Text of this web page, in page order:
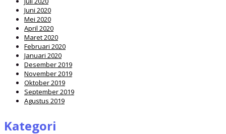
Juni 2020
Mei 2020
April 2020
Maret 2020
Februari 2020
Januari 2020
Desember 2019
November 2019
Oktober 2019
September 2019
Agustus 2019
Kategori